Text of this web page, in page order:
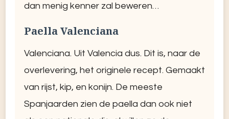
dan menig kenner zal beweren…
Paella Valenciana
Valenciana. Uit Valencia dus. Dit is, naar de
overlevering, het originele recept. Gemaakt
van rijst, kip, en konijn. De meeste
Spanjaarden zien de paella dan ook niet